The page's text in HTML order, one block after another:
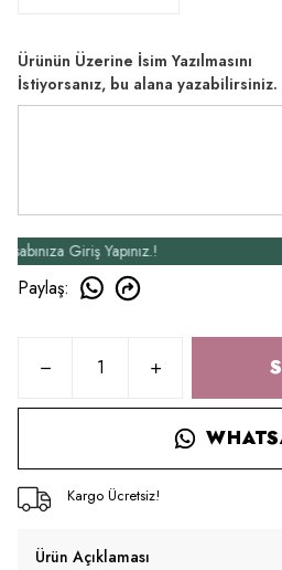
Ürünün Üzerine İsim Yazılmasını
İstiyorsanız, bu alana yazabilirsiniz.
Giriş Yapınız.!
Paylaş:
Kargo Ücretsiz!
Ürün Açıklaması